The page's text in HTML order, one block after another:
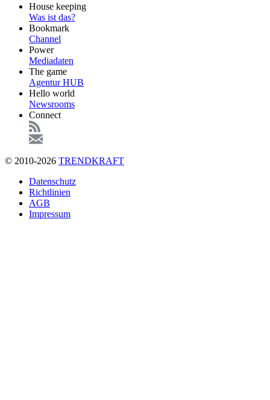
FooterHouse keeping
Was ist das?
Bookmark
Channel
Power
Mediadaten
The game
Agentur HUB
Hello world
Newsrooms
Connect
© 2010-2026 TRENDKRAFT
FußzeileDatenschutz
Richtlinien
AGB
Impressum